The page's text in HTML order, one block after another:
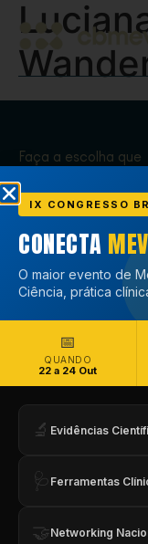
Faça a escolha que
transforma,
Associe-se
Associe-se
IX CONGRESSO
CONECTA MEV
O maior evento de
Ciência, prática
📅
QUANDO
22 a 24 Out
🔬 Evidências
🩺 Ferramentas
🤝 Networking